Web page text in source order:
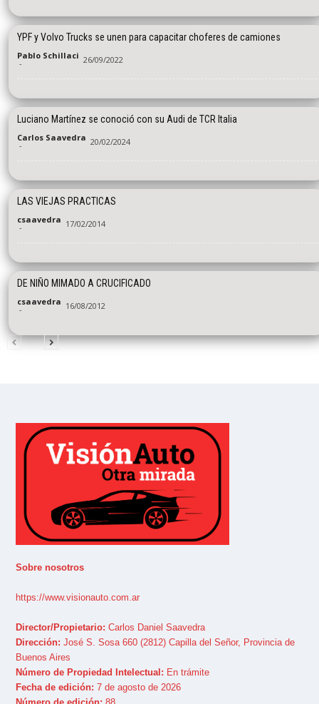
YPF y Volvo Trucks se unen para capacitar choferes de camiones
Pablo Schillaci
- 26/09/2022
Luciano Martínez se conoció con su Audi de TCR Italia
Carlos Saavedra
- 20/02/2024
LAS VIEJAS PRACTICAS
csaavedra
- 17/02/2014
DE NIÑO MIMADO A CRUCIFICADO
csaavedra
- 16/08/2012
Sobre nosotros
https://www.visionauto.com.ar
Director/Propietario: Carlos Daniel Saavedra
Dirección: José S. Sosa 660 (2812) Capilla del Señor, Provincia de
Buenos Aires
Número de Propiedad Intelectual: En trámite
Fecha de edición: 7 de agosto de 2026